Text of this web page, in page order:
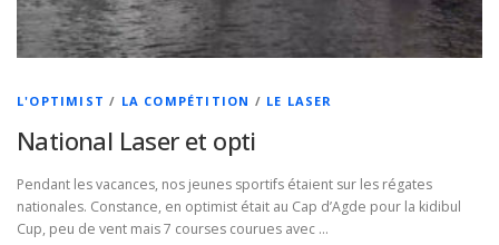
L'OPTIMIST / LA COMPÉTITION / LE LASER
National Laser et opti
Pendant les vacances, nos jeunes sportifs étaient sur les régates
nationales. Constance, en optimist était au Cap d’Agde pour la kidibul
Cup, peu de vent mais 7 courses courues avec …